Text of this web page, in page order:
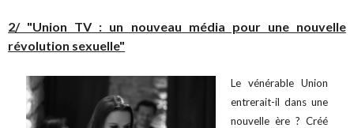
2/ "Union TV : un nouveau média pour une nouvelle
révolution sexuelle"
Le vénérable Union
entrerait-il dans une
nouvelle ère ? Créé